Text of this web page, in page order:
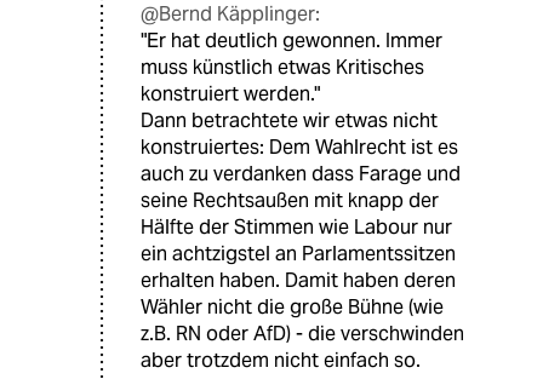
@Bernd Käpplinger:
"Er hat deutlich gewonnen. Immer
muss künstlich etwas Kritisches
konstruiert werden."
Dann betrachtete wir etwas nicht
konstruiertes: Dem Wahlrecht ist es
auch zu verdanken dass Farage und
seine Rechtsaußen mit knapp der
Hälfte der Stimmen wie Labour nur
ein achtzigstel an Parlamentssitzen
erhalten haben. Damit haben deren
Wähler nicht die große Bühne (wie
z.B. RN oder AfD) - die verschwinden
aber trotzdem nicht einfach so.